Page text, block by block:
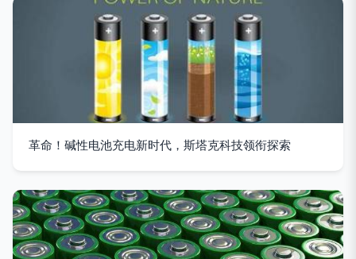
革命！碱性电池充电新时代，斯塔克科技领衔探索